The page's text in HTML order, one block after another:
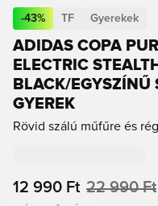
-43% TF Gyerekek
ADIDAS COPA
ELECTRIC
BLACK/EGYSZÍNŰ
GYEREK
Rövid szálú műfűre és
12 990 Ft 22 990 Ft